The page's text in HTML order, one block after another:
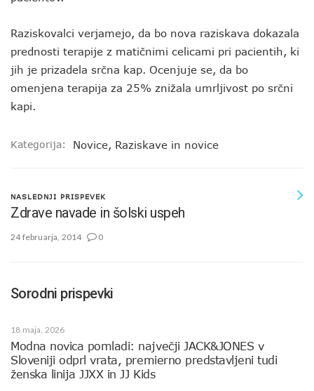
Raziskovalci verjamejo, da bo nova raziskava dokazala
prednosti terapije z matičnimi celicami pri pacientih, ki
jih je prizadela srčna kap. Ocenjuje se, da bo
omenjena terapija za 25% znižala umrljivost po srčni
kapi.
Kategorija: Novice, Raziskave in novice
NASLEDNJI PRISPEVEK
Zdrave navade in šolski uspeh
24 februarja, 2014 0
Sorodni prispevki
18 maja, 2026
Modna novica pomladi: največji JACK&JONES v
Sloveniji odprl vrata, premierno predstavljeni tudi
ženska linija JJXX in JJ Kids